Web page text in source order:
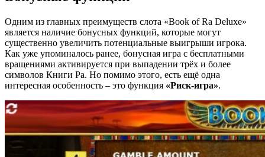
Одним из главных преимуществ слота «Book of Ra Deluxe»
является наличие бонусных функций, которые могут
существенно увеличить потенциальные выигрыши игрока.
Как уже упоминалось ранее, бонусная игра с бесплатными
вращениями активируется при выпадении трёх и более
символов Книги Ра. Но помимо этого, есть ещё одна
интересная особенность – это функция «Риск-игра».